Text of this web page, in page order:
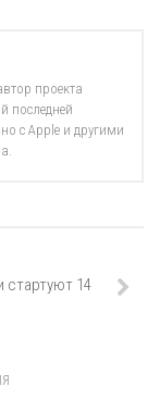
проекта
последней
с Apple и другими
стартуют 14